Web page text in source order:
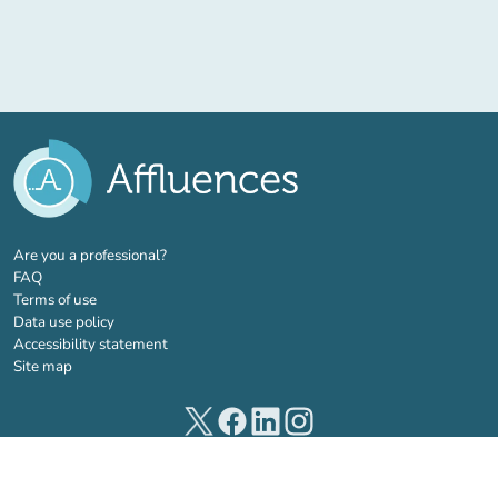
Are you a professional?(new tab)
FAQ
Terms of use
Data use policy
Accessibility statement
Site map
(new tab)(new tab)(new tab)